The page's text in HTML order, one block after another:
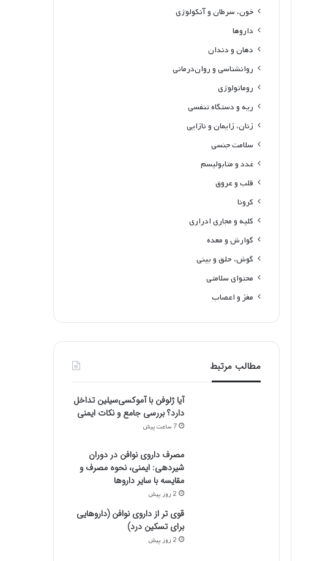
خون، سرطان و آنکولوژی
داروها
دهان و دندان
روانشناسی و روان‌درمانی
روماتولوژی
ریه و دستگاه تنفسی
زنان، زایمان و نازایی
سلامت جنسی
غدد و متابولیسم
قلب و عروق
کرونا
کلیه و مجاری ادراری
گوارش و معده
گوش، حلق و بینی
محتوای سلامتی
مغز و اعصاب
مطالب مرتبط
آیا ژلوفن با آموکسی‌سیلین تداخل
دارد؟ بررسی جامع و نکات ایمنی
7 ساعت پیش
مصرف داروی نوافن در دوران
شیردهی: ایمنی، نحوه مصرف و
مقایسه با سایر داروها
2 روز پیش
قوی تر از داروی نوافن (داروهایی
برای تسکین درد)
2 روز پیش